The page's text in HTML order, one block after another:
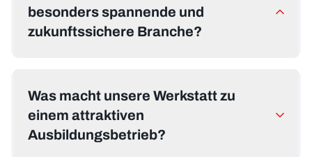
besonders spannende und
zukunftssichere Branche?
Was macht unsere Werkstatt zu
einem attraktiven
Ausbildungsbetrieb?